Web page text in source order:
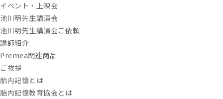
イベント・上映会
池川明先生講演会
池川明先生講演会ご依頼
講師紹介
Premea関連商品
ご挨拶
胎内記憶とは
胎内記憶教育協会とは